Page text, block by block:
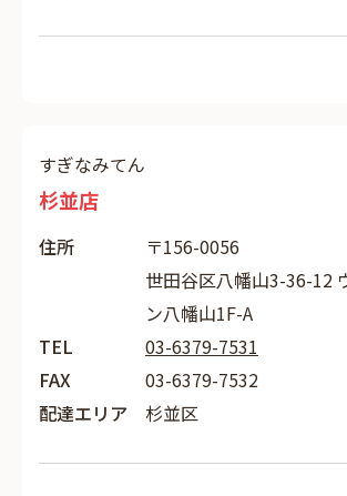
すぎなみてん
杉並店
住所
〒156-0056
世田谷区八幡山3-36-12
ン八幡山1F-A
TEL
03-6379-7531
FAX
03-6379-7532
配達エリア
杉並区